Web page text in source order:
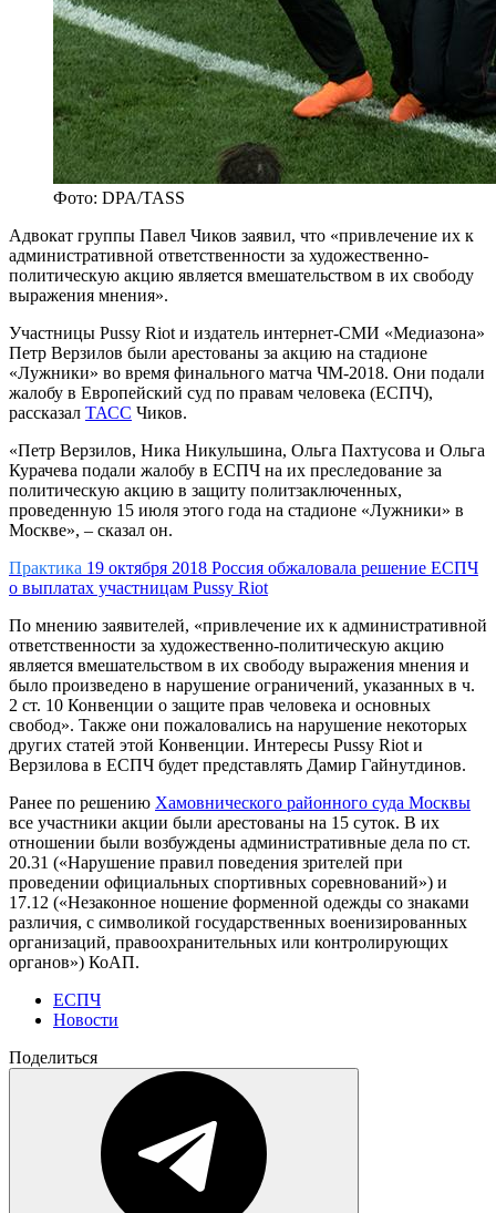
Фото: DPA/TASS
Адвокат группы Павел Чиков заявил, что «привлечение их к
административной ответственности за художественно-
политическую акцию является вмешательством в их свободу
выражения мнения».
Участницы Pussy Riot и издатель интернет-СМИ «Медиазона»
Петр Верзилов были арестованы за акцию на стадионе
«Лужники» во время финального матча ЧМ-2018. Они подали
жалобу в Европейский суд по правам человека (ЕСПЧ),
рассказал ТАСС Чиков.
«Петр Верзилов, Ника Никульшина, Ольга Пахтусова и Ольга
Курачева подали жалобу в ЕСПЧ на их преследование за
политическую акцию в защиту политзаключенных,
проведенную 15 июля этого года на стадионе «Лужники» в
Москве», – сказал он.
Практика 19 октября 2018 Россия обжаловала решение ЕСПЧ
о выплатах участницам Pussy Riot
По мнению заявителей, «привлечение их к административной
ответственности за художественно-политическую акцию
является вмешательством в их свободу выражения мнения и
было произведено в нарушение ограничений, указанных в ч.
2 ст. 10 Конвенции о защите прав человека и основных
свобод». Также они пожаловались на нарушение некоторых
других статей этой Конвенции. Интересы Pussy Riot и
Верзилова в ЕСПЧ будет представлять Дамир Гайнутдинов.
Ранее по решению Хамовнического районного суда Москвы
все участники акции были арестованы на 15 суток. В их
отношении были возбуждены административные дела по ст.
20.31 («Нарушение правил поведения зрителей при
проведении официальных спортивных соревнований») и
17.12 («Незаконное ношение форменной одежды со знаками
различия, с символикой государственных военизированных
организаций, правоохранительных или контролирующих
органов») КоАП.
ЕСПЧ
Новости
Поделиться